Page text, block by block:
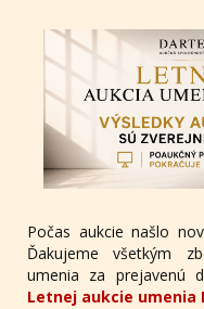
Počas aukcie našlo
Ďakujeme všetkým
umenia za prejavenú
Letnej aukcie umenia